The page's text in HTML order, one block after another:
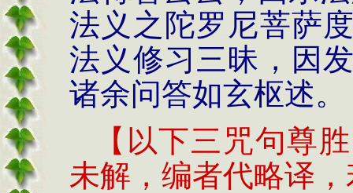
法义之陀罗尼菩萨
法义修习三昧，因
诸余问答如玄枢述。
【以下三咒句尊
未解，编者代略译